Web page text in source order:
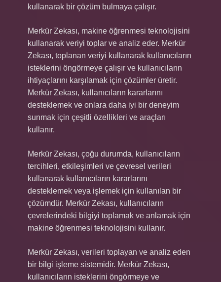
kullanarak bir çözüm bulmaya çalışır.
Merkür Zekası, makine öğrenmesi teknolojisini
kullanarak veriyi toplar ve analiz eder. Merkür
Zekası, toplanan veriyi kullanarak kullanıcıların
isteklerini öngörmeye çalışır ve kullanıcıların
ihtiyaçlarını karşılamak için çözümler üretir.
Merkür Zekası, kullanıcıların kararlarını
desteklemek ve onlara daha iyi bir deneyim
sunmak için çeşitli özellikleri ve araçları
kullanır.
Merkür Zekası, çoğu durumda, kullanıcıların
tercihleri, etkileşimleri ve çevresel verileri
kullanarak kullanıcıların kararlarını
desteklemek veya işlemek için kullanılan bir
çözümdür. Merkür Zekası, kullanıcıların
çevrelerindeki bilgiyi toplamak ve anlamak için
makine öğrenmesi teknolojisini kullanır.
Merkür Zekası, verileri toplayan ve analiz eden
bir bilgi işleme sistemidir. Merkür Zekası,
kullanıcıların isteklerini öngörmeye ve